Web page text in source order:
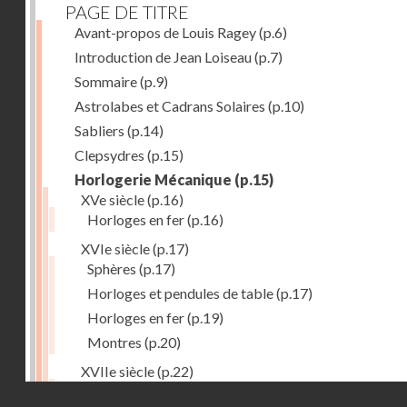
PAGE DE TITRE
Avant-propos de Louis Ragey(p.6)
Introduction de Jean Loiseau(p.7)
Sommaire(p.9)
Astrolabes et Cadrans Solaires (p.10)
Sabliers (p.14)
Clepsydres (p.15)
Horlogerie Mécanique (p.15)
XVe siècle(p.16)
Horloges en fer(p.16)
XVIe siècle(p.17)
Sphères (p.17)
Horloges et pendules de table(p.17)
Horloges en fer(p.19)
Montres (p.20)
XVIIe siècle(p.22)